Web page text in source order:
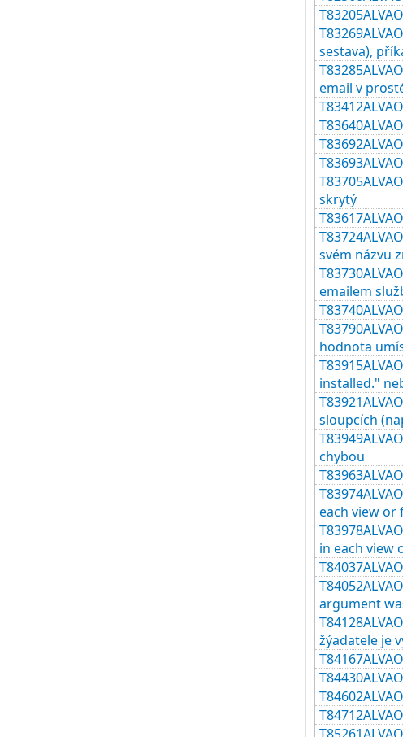
sestava),
email v
skrytý
svém názvu
emailem
hodnota
installed."
sloupcích
chybou
each view or
in each view
argument
žýadatele je